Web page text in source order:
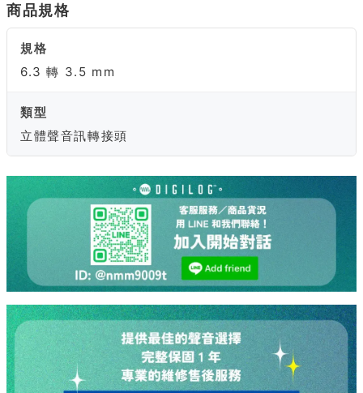
商品規格
規格
6.3 轉 3.5 mm
類型
立體聲音訊轉接頭